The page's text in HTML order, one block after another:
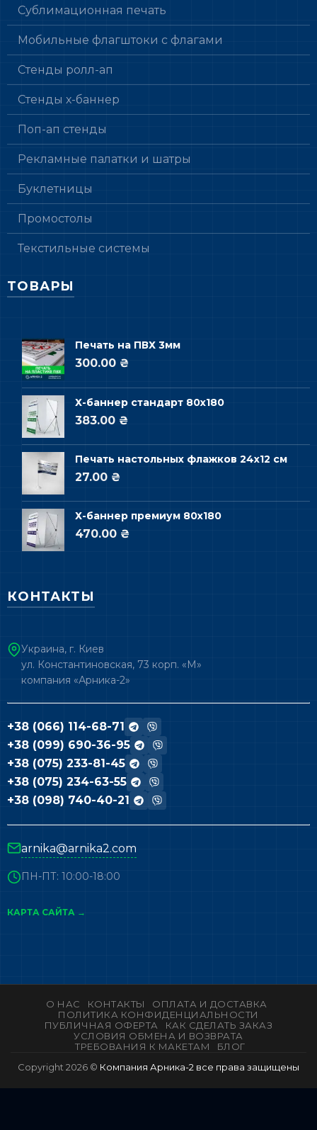
Сублимационная печать
Мобильные флагштоки с флагами
Стенды ролл-ап
Стенды х-баннер
Поп-ап стенды
Рекламные палатки и шатры
Буклетницы
Промостолы
Текстильные системы
ТОВАРЫ
Печать на ПВХ 3мм
300.00 ₴
Х-баннер стандарт 80х180
383.00 ₴
Печать настольных флажков 24х12 см
27.00 ₴
Х-баннер премиум 80х180
470.00 ₴
КОНТАКТЫ
Украина, г. Киев
ул. Константиновская, 73 корп. «М»
компания «Арника-2»
+38 (066) 114-68-71
+38 (099) 690-36-95
+38 (075) 233-81-45
+38 (075) 234-63-55
+38 (098) 740-40-21
arnika@arnika2.com
ПН-ПТ: 10:00-18:00
КАРТА САЙТА →
О НАС КОНТАКТЫ
ОПЛАТА И ДОСТАВКА
ПОЛИТИКА КОНФИДЕНЦИАЛЬНОСТИ
ПУБЛИЧНАЯ ОФЕРТА
КАК СДЕЛАТЬ ЗАКАЗ
УСЛОВИЯ ОБМЕНА И ВОЗВРАТА
ТРЕБОВАНИЯ К МАКЕТАМ
БЛОГ
Copyright 2026 © Компания Арника-2 все права защищены